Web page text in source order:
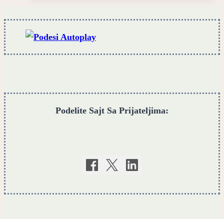
najboljih
Podelite Sajt Sa Prijateljima: